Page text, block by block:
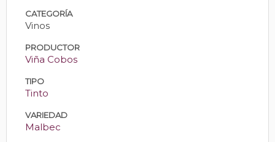
CATEGORÍA
Vinos
PRODUCTOR
Viña Cobos
TIPO
Tinto
VARIEDAD
Malbec